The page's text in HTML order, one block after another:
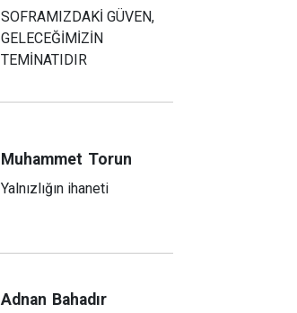
SOFRAMIZDAKİ GÜVEN,
GELECEĞİMİZİN
TEMİNATIDIR
Muhammet Torun
Yalnızlığın ihaneti
Adnan Bahadır